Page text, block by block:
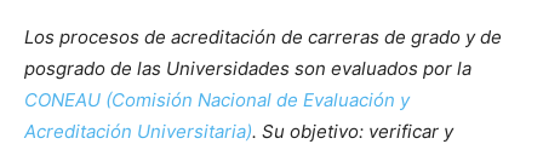
Los procesos de acreditación de carreras de grado y de
posgrado de las Universidades son evaluados por la
CONEAU (Comisión Nacional de Evaluación y
Acreditación Universitaria). Su objetivo: verificar y